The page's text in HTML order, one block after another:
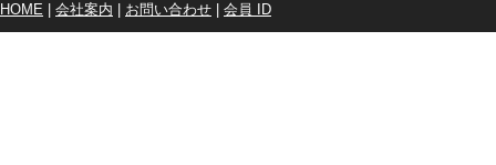
HOME 会社案内 お問い合わせ 会員 ID